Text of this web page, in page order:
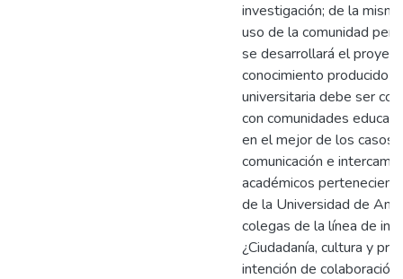
investigación; de la
uso de la comunidad
se desarrollará el
conocimiento producido
universitaria debe ser
con comunidades
en el mejor de los casos
comunicación e
académicos
de la Universidad de
colegas de la línea de
¿Ciudadanía, cultura y
intención de